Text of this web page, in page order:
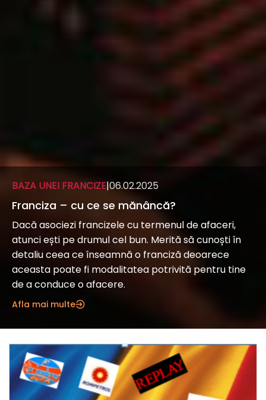
BAZA UNEI FRANCIZE|06.02.2025
Franciza – cu ce se mănâncă?
Dacă asociezi francizele cu termenul de afaceri,
atunci ești pe drumul cel bun. Merită să cunoști în
detaliu ceea ce înseamnă o franciză deoarece
aceasta poate fi modalitatea potrivită pentru tine
de a conduce o afacere.
Afla mai multe